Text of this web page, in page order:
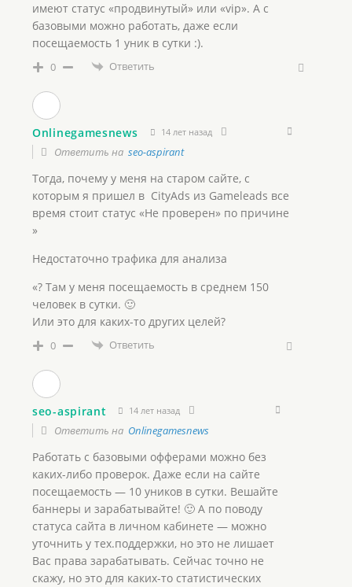
имеют статус «продвинутый» или «vip». А с
базовыми можно работать, даже если
посещаемость 1 уник в сутки :).
0 Ответить
Onlinegamesnews 14 лет назад
Ответить на seo-aspirant
Тогда, почему у меня на старом сайте, с
которым я пришел в CityAds из Gameleads все
время стоит статус «Не проверен» по причине
»
Недостаточно трафика для анализа
«? Там у меня посещаемость в среднем 150
человек в сутки. 🙂
Или это для каких-то других целей?
0 Ответить
seo-aspirant 14 лет назад
Ответить на Onlinegamesnews
Работать с базовыми офферами можно без
каких-либо проверок. Даже если на сайте
посещаемость — 10 уников в сутки. Вешайте
баннеры и зарабатывайте! 🙂 А по поводу
статуса сайта в личном кабинете — можно
уточнить у тех.поддержки, но это не лишает
Вас права зарабатывать. Сейчас точно не
скажу, но это для каких-то статистических